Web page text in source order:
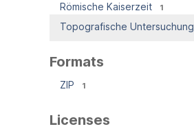
Römische Kaiserzeit 1
Topografische Untersuchung
Formats
ZIP 1
Licenses